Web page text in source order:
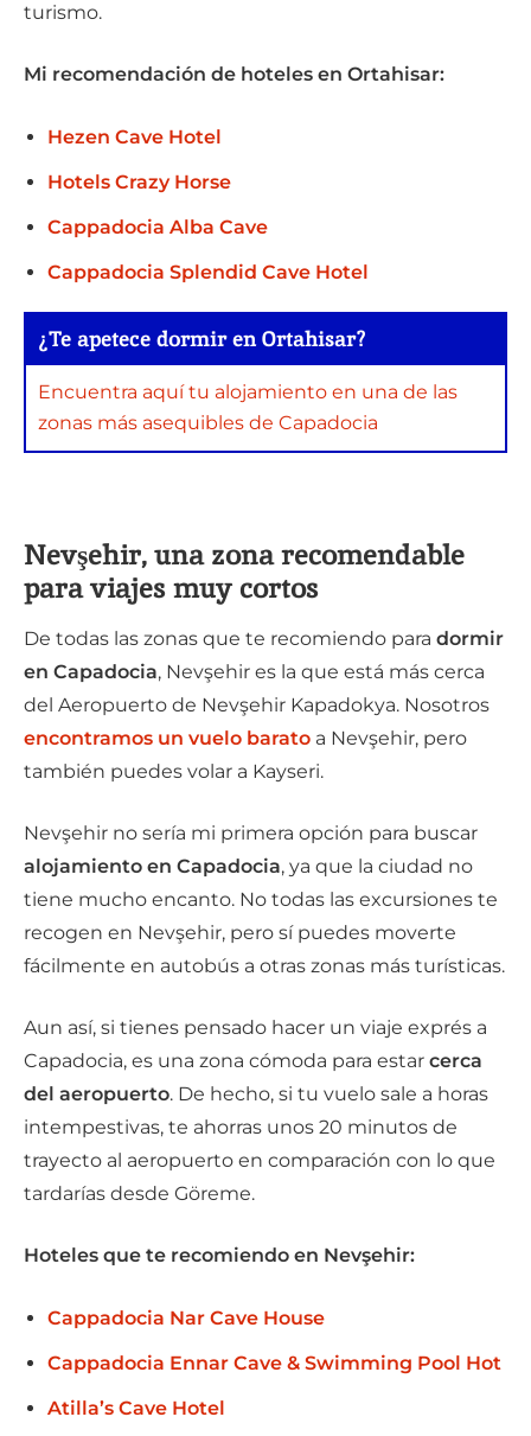
turismo.
Mi recomendación de hoteles en Ortahisar:
Hezen Cave Hotel
Hotels Crazy Horse
Cappadocia Alba Cave
Cappadocia Splendid Cave Hotel
¿Te apetece dormir en Ortahisar?
Encuentra aquí tu alojamiento en una de las
zonas más asequibles de Capadocia
Nevşehir, una zona recomendable
para viajes muy cortos
De todas las zonas que te recomiendo para dormir
en Capadocia, Nevşehir es la que está más cerca
del Aeropuerto de Nevşehir Kapadokya. Nosotros
encontramos un vuelo barato a Nevşehir, pero
también puedes volar a Kayseri.
Nevşehir no sería mi primera opción para buscar
alojamiento en Capadocia, ya que la ciudad no
tiene mucho encanto. No todas las excursiones te
recogen en Nevşehir, pero sí puedes moverte
fácilmente en autobús a otras zonas más turísticas.
Aun así, si tienes pensado hacer un viaje exprés a
Capadocia, es una zona cómoda para estar cerca
del aeropuerto. De hecho, si tu vuelo sale a horas
intempestivas, te ahorras unos 20 minutos de
trayecto al aeropuerto en comparación con lo que
tardarías desde Göreme.
Hoteles que te recomiendo en Nevşehir:
Cappadocia Nar Cave House
Cappadocia Ennar Cave & Swimming Pool Hot
Atilla’s Cave Hotel